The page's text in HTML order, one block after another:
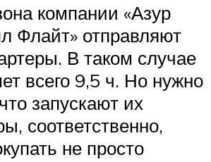
компании «Азур
Флайт» отправляют
В таком случае
всего 9,5 ч. Но нужно
запускают их
соответственно,
не просто